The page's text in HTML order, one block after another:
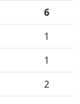
6
1
1
2